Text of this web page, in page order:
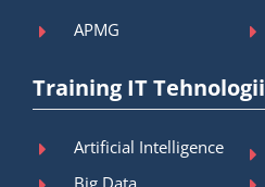
APMG
Training IT Tehnologii
Artificial Intelligence